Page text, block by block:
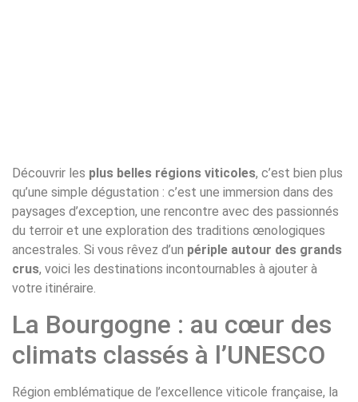
Découvrir les plus belles régions viticoles, c’est bien plus
qu’une simple dégustation : c’est une immersion dans des
paysages d’exception, une rencontre avec des passionnés
du terroir et une exploration des traditions œnologiques
ancestrales. Si vous rêvez d’un périple autour des grands
crus, voici les destinations incontournables à ajouter à
votre itinéraire.
La Bourgogne : au cœur des
climats classés à l’UNESCO
Région emblématique de l’excellence viticole française, la